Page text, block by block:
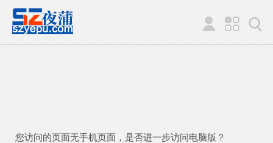
您访问的页面无手机页面，是否进一步访问电脑版？